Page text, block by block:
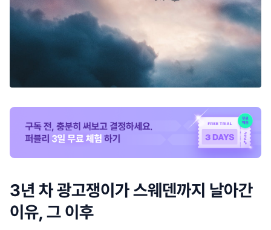
3년 차 광고쟁이가 스웨덴까지 날아간
이유, 그 이후